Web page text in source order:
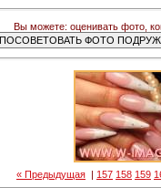
Вы можете: оценивать фото,
« Предыдущая | 157 158 159